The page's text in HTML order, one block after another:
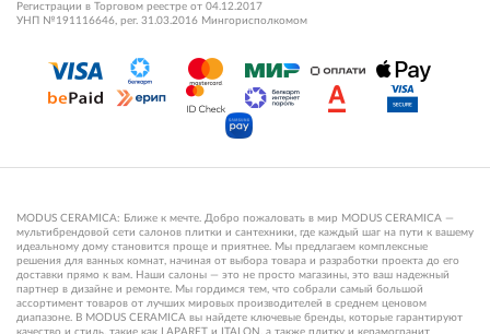
Регистрации в Торговом реестре от 04.12.2017
УНП №191116646, рег. 31.03.2016 Мингорисполкомом
MODUS CERAMICA: Ближе к мечте. Добро пожаловать в мир MODUS CERAMICA —
мультибрендовой сети салонов плитки и сантехники, где каждый шаг на пути к вашему
идеальному дому становится проще и приятнее. Мы предлагаем комплексные
решения для ванных комнат, начиная от выбора товара и разработки проекта до его
доставки прямо к вам. Наши салоны — это не просто магазины, это ваш надежный
партнер в дизайне и ремонте. Мы гордимся тем, что собрали самый большой
ассортимент товаров от лучших мировых производителей в среднем ценовом
диапазоне. В MODUS CERAMICA вы найдете ключевые бренды, которые гарантируют
качество и стиль, такие как LAPARET и ITALON, а также плитку и керамогранит